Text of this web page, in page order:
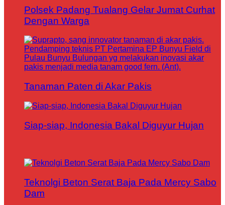
Polsek Padang Tualang Gelar Jumat Curhat
Dengan Warga
Tanaman Paten di Akar Pakis
Siap-siap, Indonesia Bakal Diguyur Hujan
Teknolgi Beton Serat Baja Pada Mercy Sabo
Dam